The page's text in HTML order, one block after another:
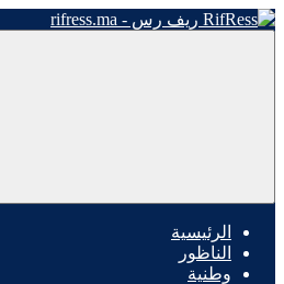
الرئيسية
الناظور
وطنية